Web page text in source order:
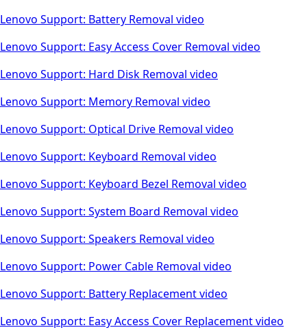
Lenovo Support: Battery Removal video
Lenovo Support: Easy Access Cover Removal video
Lenovo Support: Hard Disk Removal video
Lenovo Support: Memory Removal video
Lenovo Support: Optical Drive Removal video
Lenovo Support: Keyboard Removal video
Lenovo Support: Keyboard Bezel Removal video
Lenovo Support: System Board Removal video
Lenovo Support: Speakers Removal video
Lenovo Support: Power Cable Removal video
Lenovo Support: Battery Replacement video
Lenovo Support: Easy Access Cover Replacement video